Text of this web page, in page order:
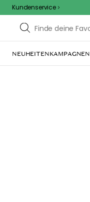
Kundenservice
NEUHEITENKAMPAGNEN